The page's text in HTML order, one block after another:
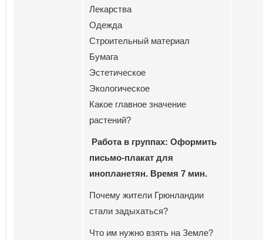
Лекарства
Одежда
Строительный материал
Бумага
Эстетическое
Экологическое
Какое главное значение
растений?
Работа в группах: Оформить
письмо-плакат для
инопланетян. Время 7 мин.
Почему жители Грюнландии
стали задыхаться?
Что им нужно взять на Земле?